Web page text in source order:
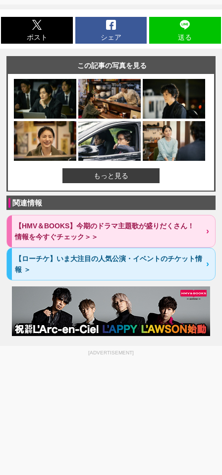
ポスト シェア 送る
この記事の写真を見る
もっと見る
関連情報
【HMV＆BOOKS】今期のドラマ主題歌が盛りだくさん！
情報を今すぐチェック＞＞
【ローチケ】いま大注目の人気公演・イベントのチケット情
報 ＞
[ADVERTISEMENT]